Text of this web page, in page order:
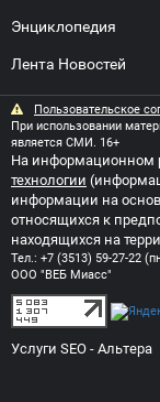
Энциклопедия
Лента Новостей
Пользовательское
При использовании
является СМИ. 16+
На информационном
технологии
информации на
относящихся к
находящихся на
Тел.: +7 (3513) 59-27-22
ООО "ВЕБ Миасс"
Услуги SEO - Альтера